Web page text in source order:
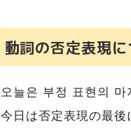
動詞の否定表現に
오늘은 부정 표현의
今日は否定表現の最後